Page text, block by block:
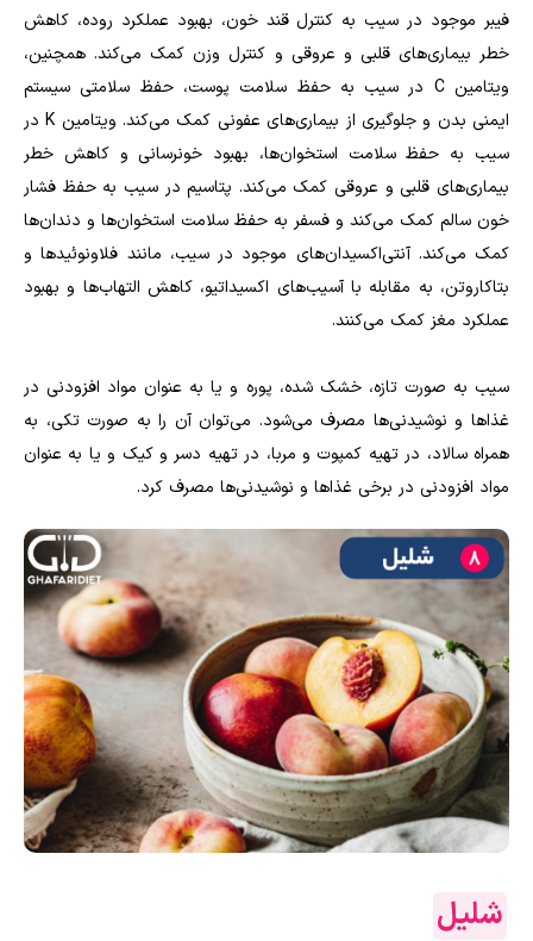
فیبر موجود در سیب به کنترل قند خون، بهبود عملکرد روده، کاهش
خطر بیماری‌های قلبی و عروقی و کنترل وزن کمک می‌کند. همچنین،
ویتامین C در سیب به حفظ سلامت پوست، حفظ سلامتی سیستم
ایمنی بدن و جلوگیری از بیماری‌های عفونی کمک می‌کند. ویتامین K در
سیب به حفظ سلامت استخوان‌ها، بهبود خونرسانی و کاهش خطر
بیماری‌های قلبی و عروقی کمک می‌کند. پتاسیم در سیب به حفظ فشار
خون سالم کمک می‌کند و فسفر به حفظ سلامت استخوان‌ها و دندان‌ها
کمک می‌کند. آنتی‌اکسیدان‌های موجود در سیب، مانند فلاونوئیدها و
بتاکاروتن، به مقابله با آسیب‌های اکسیداتیو، کاهش التهاب‌ها و بهبود
عملکرد مغز کمک می‌کنند.
سیب به صورت تازه، خشک شده، پوره و یا به عنوان مواد افزودنی در
غذاها و نوشیدنی‌ها مصرف می‌شود. می‌توان آن را به صورت تکی، به
همراه سالاد، در تهیه کمپوت و مربا، در تهیه دسر و کیک و یا به عنوان
مواد افزودنی در برخی غذاها و نوشیدنی‌ها مصرف کرد.
شلیل